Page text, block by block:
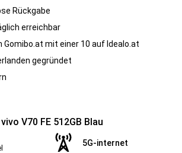
Rückgabe
erreichbar
Gomibo.at mit einer 10 auf Idealo.at
gegründet
V70 FE 512GB Blau
5G-internet